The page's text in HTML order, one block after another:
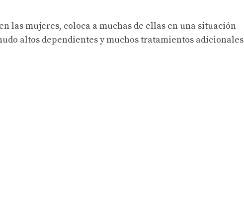
las mujeres, coloca a muchas de ellas en una situación
altos dependientes y muchos tratamientos adicionales